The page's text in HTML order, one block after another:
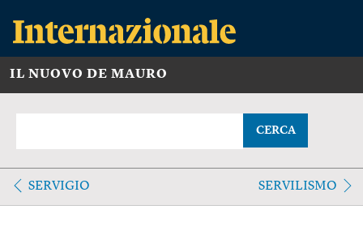
IL NUOVO DE MAURO
CERCA
SERVIGIO SERVILISMO